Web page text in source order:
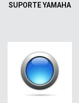
SUPORTE YAMAHA